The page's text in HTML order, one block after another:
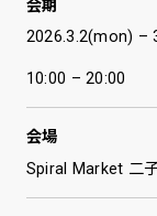
会期
2026.3.2(mon) –
10:00 – 20:00
会場
Spiral Market 二